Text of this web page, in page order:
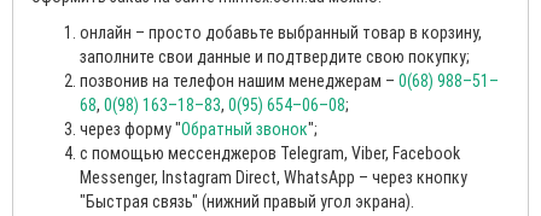
онлайн – просто добавьте выбранный товар в корзину,
заполните свои данные и подтвердите свою покупку;
позвонив на телефон нашим менеджерам – 0(68) 988–51–
68, 0(98) 163–18–83, 0(95) 654–06–08;
через форму "Обратный звонок";
с помощью мессенджеров Telegram, Viber, Facebook
Messenger, Instagram Direct, WhatsApp – через кнопку
"Быстрая связь" (нижний правый угол экрана).